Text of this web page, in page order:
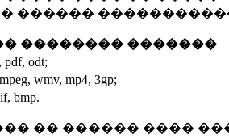
������
�������� �������
pdf, odt;
wmv, mp4, 3gp;
bmp.
�� ������ ����